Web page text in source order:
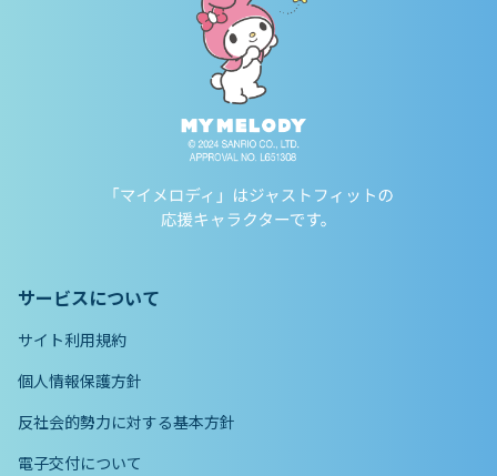
サービスについて
サイト利用規約
個人情報保護方針
反社会的勢力に対する基本方針
電子交付について